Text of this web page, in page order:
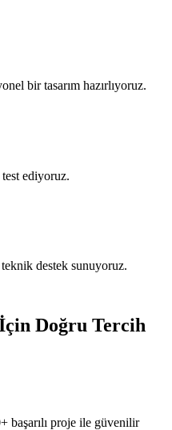
bir tasarım hazırlıyoruz.
ediyoruz.
teknik destek sunuyoruz.
Doğru Tercih
başarılı proje ile güvenilir